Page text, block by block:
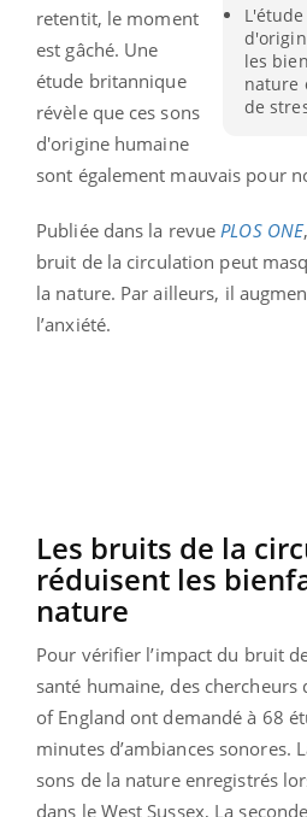
les
nature
de
retentit, le moment
est gâché. Une
étude britannique
révèle que ces sons
d'origine humaine
sont également mauvais pour
Publiée dans la revue PLOS ONE
bruit de la circulation peut
la nature. Par ailleurs, il
l’anxiété.
Les bruits de la
réduisent les
nature
Pour vérifier l’impact du bruit
santé humaine, des chercheurs
of England ont demandé à 68
minutes d’ambiances sonores.
sons de la nature enregistrés
dans le West Sussex, La